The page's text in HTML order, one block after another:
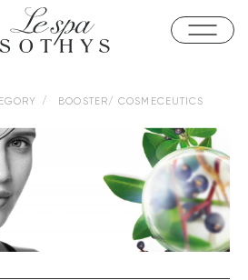
BOOSTER/ COSMECEUTICS